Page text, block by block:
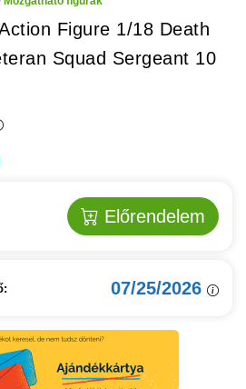
Figure 1/18 Death
Squad Sergeant 10
Előrendelem
07/25/2026